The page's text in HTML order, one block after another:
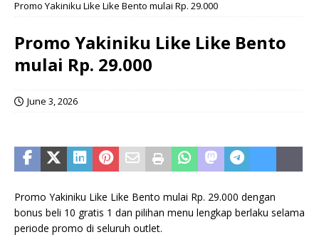
Promo Yakiniku Like Like Bento mulai Rp. 29.000
Promo Yakiniku Like Like Bento
mulai Rp. 29.000
June 3, 2026
Promo Yakiniku Like Like Bento mulai Rp. 29.000 dengan
bonus beli 10 gratis 1 dan pilihan menu lengkap berlaku selama
periode promo di seluruh outlet.